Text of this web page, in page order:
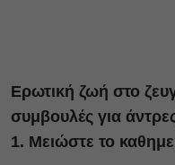
Ερωτική ζωή στο
συμβουλές για
1. Μειώστε το